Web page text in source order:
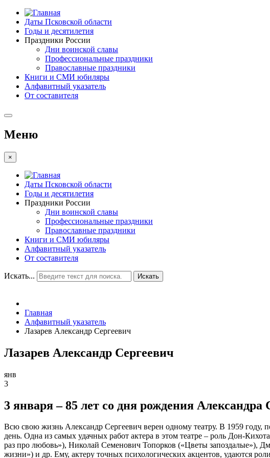
Даты Псковской области
Годы и десятилетия
Праздники России
Дни воинской славы
Профессиональные праздники
Православные праздники
Книги и СМИ юбиляры
Алфавитный указатель
От составителя
Меню
×
Даты Псковской области
Годы и десятилетия
Праздники России
Дни воинской славы
Профессиональные праздники
Православные праздники
Книги и СМИ юбиляры
Алфавитный указатель
От составителя
Искать... Искать
Главная
Алфавитный указатель
Лазарев Александр Сергеевич
Лазарев Александр Сергеевич
янв
3
3 января – 85 лет со дня рождения Александра
Всю свою жизнь Александр Сергеевич верен одному театру. В 1959
день. Одна из самых удачных работ актера в этом театре – роль Дон-
раз про любовь»), Николай Семенович Топорков («Цветы
жизни») и др. Ему, актеру точных психологических акцентов, удаются